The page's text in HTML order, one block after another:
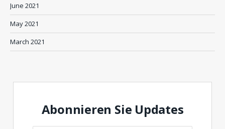
June 2021
May 2021
March 2021
Abonnieren Sie Updates